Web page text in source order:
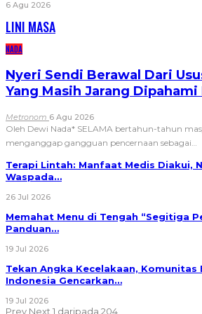
6 Agu 2026
LINI MASA
NADA
Nyeri Sendi Berawal Dari
Yang Masih Jarang
Metronom 6 Agu 2026
Oleh Dewi Nada* SELAMA bertahun-tahun
menganggap gangguan pencernaan sebagai…
Terapi Lintah: Manfaat Medis Diakui,
Waspada…
26 Jul 2026
Memahat Menu di Tengah “Segitiga
Panduan…
19 Jul 2026
Tekan Angka Kecelakaan, Komunitas
Indonesia Gencarkan…
19 Jul 2026
Prev Next1 daripada 204